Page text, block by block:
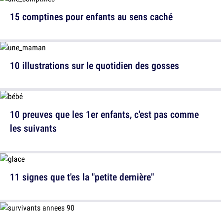
10 illustrations sur le quotidien des gosses
11 signes que t'es la "petite dernière"
15 comptines pour enfants au sens caché
10 preuves que les 1er enfants, c'est pas comme
les suivants